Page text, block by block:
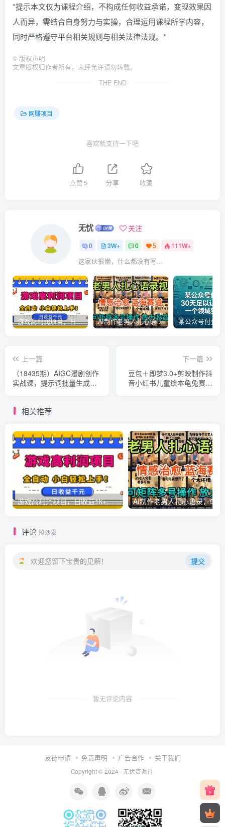
*提示本文仅为课程介绍，不构成任何收益承诺，变现效果因
人而异，需结合自身努力与实操，合理运用课程所学内容，
同时严格遵守平台相关规则与相关法律法规。*
© 版权声明
文章版权归作者所有，未经允许请勿转载。
THE END
网赚项目
喜欢就支持一下吧
点赞 5 分享 收藏
无忧 关注
0 3W+ 0 5 111W+
这家伙很懒，什么都没有写...
游戏高利润项目，日收益1k+，全自动，无需值守，解放双手，小白轻松上手【揭秘】 AI制作老男人扎心语录，5分钟一条，操作简单，流量非常大，保姆级教程
上一篇
（18435期）AIGC漫剧创作
实战课，提示词批量生成分
下一篇
豆包＋即梦3.0+剪映制作抖
音小红书儿童绘本龟兔赛跑
相关推荐
游戏高利润项目，日收益1k+，全自动，无需值守，解放双手，小白轻松上手【揭秘】
评论 抢沙发
欢迎您留下宝贵的见解！ 提交
暂无评论内容
友链申请 免责声明 广告合作 关于我们
Copyright © 2024 · 无忧资源社